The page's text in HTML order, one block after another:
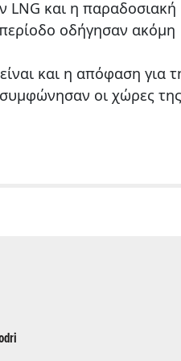
και η παραδοσιακή
οδήγησαν ακόμη
και η απόφαση για
οι χώρες